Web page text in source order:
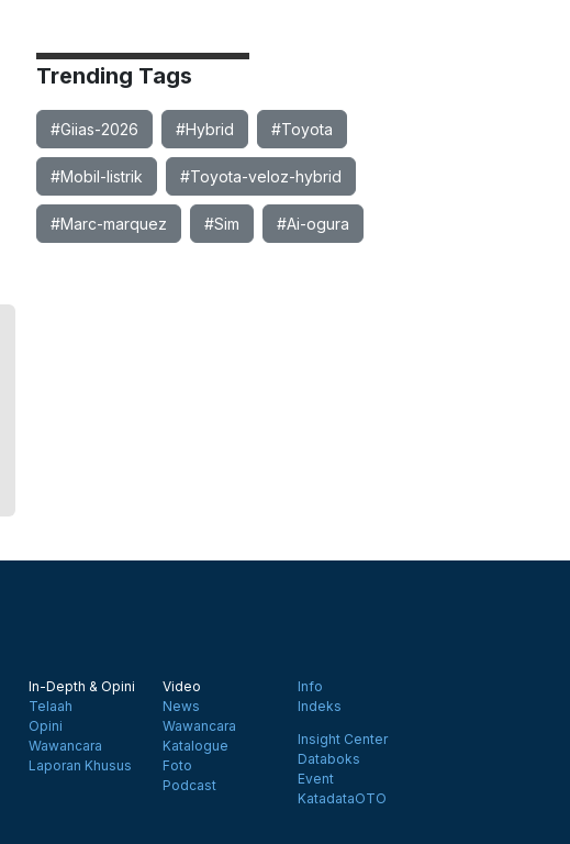
Trending Tags
#Giias-2026 #Hybrid #Toyota
#Mobil-listrik #Toyota-veloz-hybrid
#Marc-marquez #Sim #Ai-ogura
In-Depth & Opini
Telaah
Opini
Wawancara
Laporan Khusus
Video
News
Wawancara
Katalogue
Foto
Podcast
Info
Indeks
Insight Center
Databoks
Event
KatadataOTO